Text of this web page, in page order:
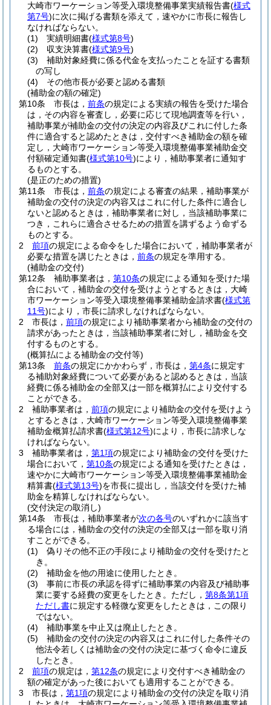
大崎市ワーケーション等受入環境整備事業実績報告書(様式
第7号)に次に掲げる書類を添えて，速やかに市長に報告し
なければならない。
(1)
実績明細書(様式第8号)
(2)
収支決算書(様式第9号)
(3)
補助対象経費に係る代金を支払ったことを証する書類
の写し
(4)
その他市長が必要と認める書類
(補助金の額の確定)
第10条
市長は， 前条の規定による実績の報告を受けた場合
は，その内容を審査し，必要に応じて現地調査等を行い，
補助事業が補助金の交付の決定の内容及びこれに付した条
件に適合すると認めたときは，交付すべき補助金の額を確
定し，大崎市ワーケーション等受入環境整備事業補助金交
付額確定通知書(様式第10号)により，補助事業者に通知す
るものとする。
(是正のための措置)
第11条
市長は， 前条の規定による審査の結果，補助事業が
補助金の交付の決定の内容又はこれに付した条件に適合し
ないと認めるときは，補助事業者に対し，当該補助事業に
つき，これらに適合させるための措置を講ずるよう命ずる
ものとする。
2
前項の規定による命令をした場合において，補助事業者が
必要な措置を講じたときは， 前条の規定を準用する。
(補助金の交付)
第12条
補助事業者は， 第10条の規定による通知を受けた場
合において，補助金の交付を受けようとするときは，大崎
市ワーケーション等受入環境整備事業補助金請求書(様式第
11号)により，市長に請求しなければならない。
2
市長は， 前項の規定により補助事業者から補助金の交付の
請求があったときは，当該補助事業者に対し，補助金を交
付するものとする。
(概算払による補助金の交付等)
第13条
前条の規定にかかわらず，市長は， 第4条に規定す
る補助対象経費について必要があると認めるときは，当該
経費に係る補助金の全部又は一部を概算払により交付する
ことができる。
2
補助事業者は， 前項の規定により補助金の交付を受けよう
とするときは，大崎市ワーケーション等受入環境整備事業
補助金概算払請求書(様式第12号)により，市長に請求しな
ければならない。
3
補助事業者は， 第1項の規定により補助金の交付を受けた
場合において， 第10条の規定による通知を受けたときは，
速やかに大崎市ワーケーション等受入環境整備事業補助金
精算書(様式第13号)を市長に提出し，当該交付を受けた補
助金を精算しなければならない。
(交付決定の取消し)
第14条
市長は，補助事業者が次の各号のいずれかに該当す
る場合には，補助金の交付の決定の全部又は一部を取り消
すことができる。
(1)
偽りその他不正の手段により補助金の交付を受けたと
き。
(2)
補助金を他の用途に使用したとき。
(3)
事前に市長の承認を得ずに補助事業の内容及び補助事
業に要する経費の変更をしたとき。 ただし， 第8条第1項
ただし書に規定する軽微な変更をしたときは，この限り
ではない。
(4)
補助事業を中止又は廃止したとき。
(5)
補助金の交付の決定の内容又はこれに付した条件その
他法令若しくは補助金の交付の決定に基づく命令に違反
したとき。
2
前項の規定は， 第12条の規定により交付すべき補助金の
額の確定があった後においても適用することができる。
3
市長は， 第1項の規定により補助金の交付の決定を取り消